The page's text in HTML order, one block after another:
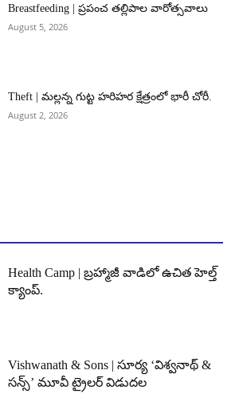
Breastfeeding | ప్రపంచ తల్లిపాల వారోత్సవాలు
August 5, 2026
Theft | మల్లన్న గుట్ట హరిహర క్షేత్రంలో భారీ చోరీ.
August 2, 2026
Health Camp | బ్రహ్మాజీ వాడిలో ఉచిత హెల్త్
క్యాంప్.
Vishwanath & Sons | సూర్య ‘విశ్వనాథ్ &
సన్స్’ మూవీ ట్రైలర్ విడుదల